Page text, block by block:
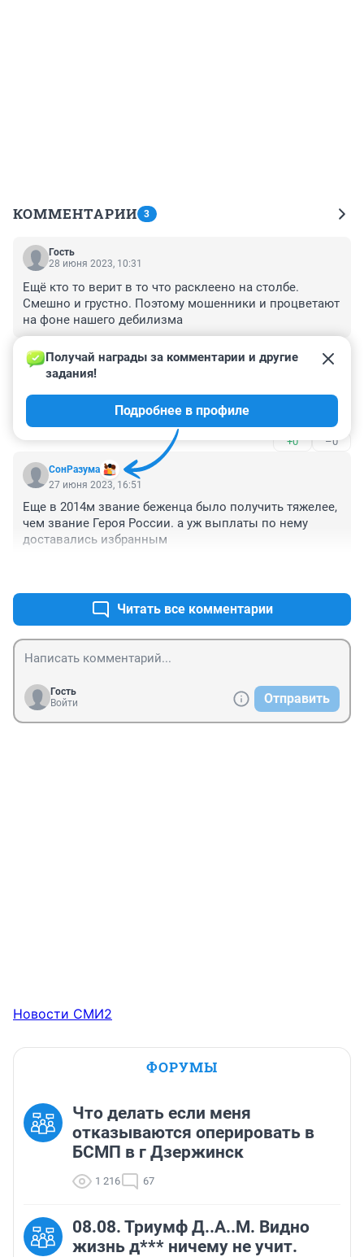
КОММЕНТАРИИ 3
Гость
28 июня 2023, 10:31
Ещё кто то верит в то что расклеено на столбе.
Смешно и грустно. Поэтому мошенники и процветают
на фоне нашего дебилизма
Гость
Опять людей развели,,,теперь на патриотизме?!
+0 –0
СонРазума
Получай награды за комментарии и другие
задания!
Подробнее в профиле
27 июня 2023, 16:51
Еще в 2014м звание беженца было получить тяжелее,
чем звание Героя России. а уж выплаты по нему
доставались избранным
Читать все комментарии
Гость
Войти
Отправить
Новости СМИ2
ФОРУМЫ
Что делать если меня
отказываются оперировать в
БСМП в г Дзержинск
1 216 67
08.08. Триумф Д..А..М. Видно
жизнь д*** ничему не учит.